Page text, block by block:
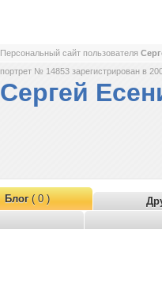
Персональный сайт пользователя
портрет № 14853 зарегистрирован в
Сергей
Блог( 0 )